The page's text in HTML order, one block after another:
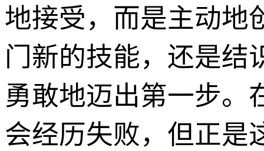
地接受，而是主动地
门新的技能，还是结
勇敢地迈出第一步。
会经历失败，但正是